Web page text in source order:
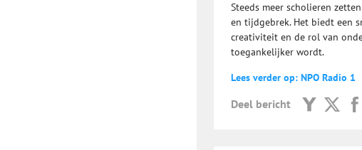
Steeds meer scholieren
en tijdgebrek. Het biedt een
creativiteit en de rol van
toegankelijker wordt.
Lees verder op: NPO Radio 1
Deel bericht